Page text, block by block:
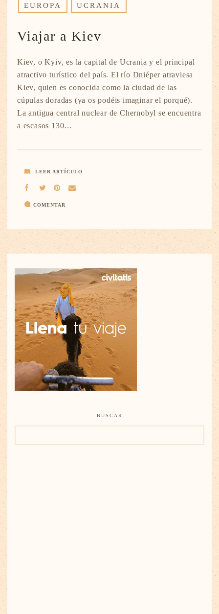
EUROPA UCRANIA
Viajar a Kiev
Kiev, o Kyiv, es la capital de Ucrania y el principal
atractivo turístico del país. El río Dniéper atraviesa
Kiev, quien es conocida como la ciudad de las
cúpulas doradas (ya os podéis imaginar el porqué).
La antigua central nuclear de Chernobyl se encuentra
a escasos 130…
LEER ARTÍCULO
COMENTAR
BUSCAR